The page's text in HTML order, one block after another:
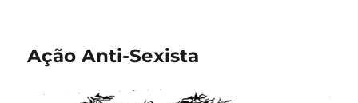
Ação Anti-Sexista